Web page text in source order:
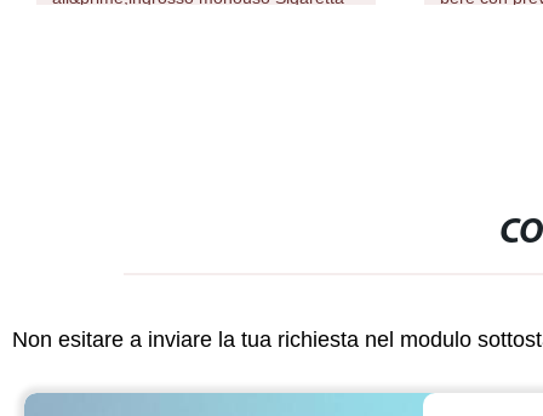
Non esitare a inviare la tua richiesta nel modulo